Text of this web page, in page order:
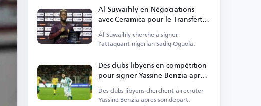
Al-Suwaihly en Négociations
avec Ceramica pour le Transfert
de Sadiq Oguola
Al-Suwaihly cherche à signer
l'attaquant nigérian Sadiq Oguola.
Des clubs libyens en compétition
pour signer Yassine Benzia après
son départ d'Al-Fayha
Des clubs libyens cherchent à recruter
Yassine Benzia après son départ.